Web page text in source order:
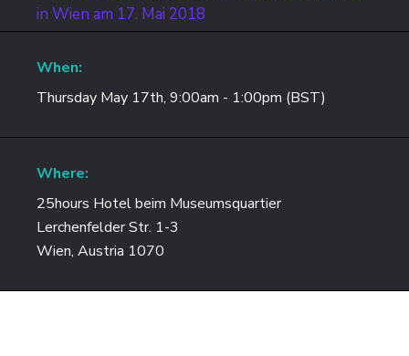
When:
Thursday May 17th, 9:00am - 1:00pm (BST)
Where:
25hours Hotel beim Museumsquartier
Lerchenfelder Str. 1-3
Wien, Austria 1070